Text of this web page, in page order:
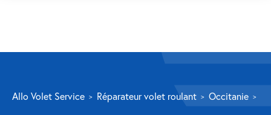
Volet roulant
Allo Volet Service Réparateur volet roulant Occitanie